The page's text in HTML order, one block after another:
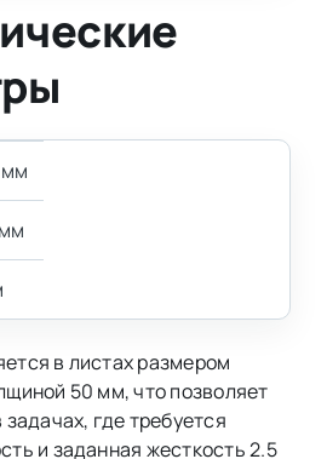
в листах размером
50 мм, что позволяет
где требуется
и заданная жесткость 2.5